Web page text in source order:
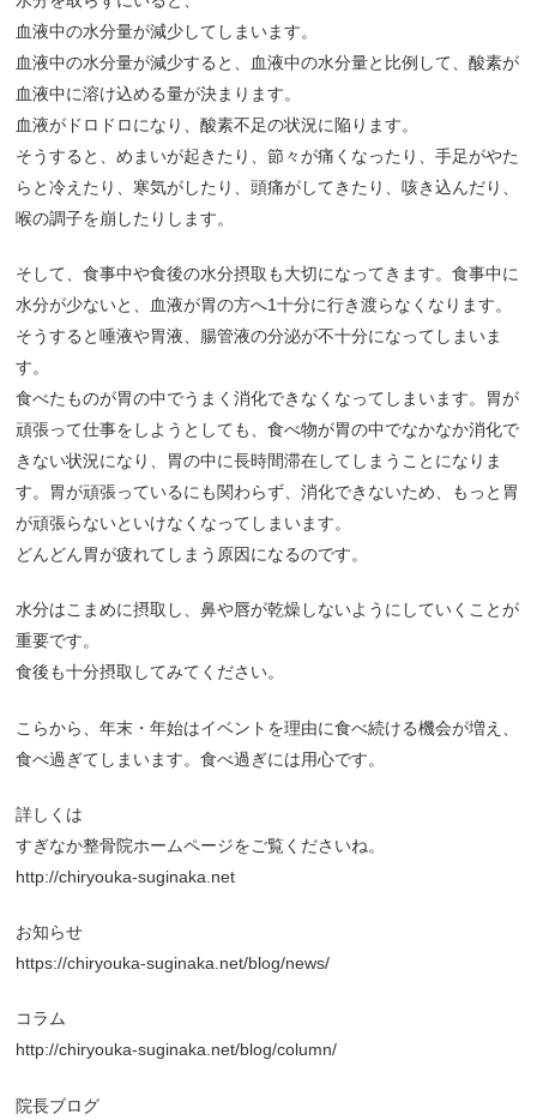
血液中の水分量が減少してしまいます。
血液中の水分量が減少すると、血液中の水分量と比例して、酸素が
血液中に溶け込める量が決まります。
血液がドロドロになり、酸素不足の状況に陥ります。
そうすると、めまいが起きたり、節々が痛くなったり、手足がやた
らと冷えたり、寒気がしたり、頭痛がしてきたり、咳き込んだり、
喉の調子を崩したりします。
そして、食事中や食後の水分摂取も大切になってきます。食事中に
水分が少ないと、血液が胃の方へ1十分に行き渡らなくなります。
そうすると唾液や胃液、腸管液の分泌が不十分になってしまいま
す。
食べたものが胃の中でうまく消化できなくなってしまいます。胃が
頑張って仕事をしようとしても、食べ物が胃の中でなかなか消化で
きない状況になり、胃の中に長時間滞在してしまうことになりま
す。胃が頑張っているにも関わらず、消化できないため、もっと胃
が頑張らないといけなくなってしまいます。
どんどん胃が疲れてしまう原因になるのです。
水分はこまめに摂取し、鼻や唇が乾燥しないようにしていくことが
重要です。
食後も十分摂取してみてください。
こらから、年末・年始はイベントを理由に食べ続ける機会が増え、
食べ過ぎてしまいます。食べ過ぎには用心です。
詳しくは
すぎなか整骨院ホームページをご覧くださいね。
http://chiryouka-suginaka.net
お知らせ
https://chiryouka-suginaka.net/blog/news/
コラム
http://chiryouka-suginaka.net/blog/column/
院長ブログ